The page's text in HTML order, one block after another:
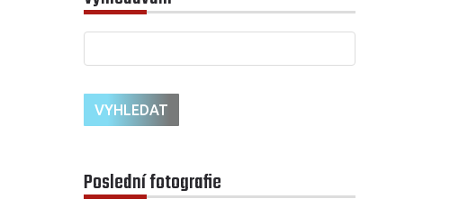
Poslední fotografie